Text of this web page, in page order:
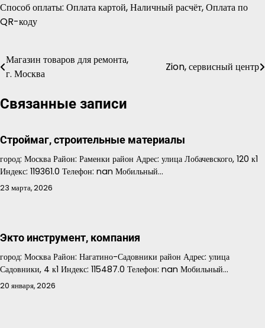
Способ оплаты: Оплата картой, Наличный расчёт, Оплата по
QR-коду
Навигация
записям
Магазин товаров для ремонта,
г. Москва
Zion, сервисный центр
Связанные записи
Строймаг, строительные материалы
город: Москва Район: Раменки район Адрес: улица Лобачевского, 120 к1
Индекс: 119361.0 Телефон: nan Мобильный…
23 марта, 2026
Экто инструмент, компания
город: Москва Район: Нагатино-Садовники район Адрес: улица
Садовники, 4 к1 Индекс: 115487.0 Телефон: nan Мобильный…
20 января, 2026